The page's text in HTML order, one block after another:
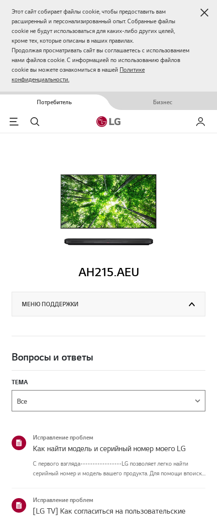
Этот сайт собирает файлы cookie, чтобы предоставить вам
расширенный и персонализированный опыт. Собранные файлы
cookie не будут использоваться для каких-либо других целей,
кроме тех, которые описаны в наших правилах.
Продолжая просматривать сайт вы соглашаетесь с использованием
нами файлов cookie. С информацией по использованию файлов
cookie вы можете ознакомиться в нашей Политике
конфиденциальности.
Потребитель Бизнес
Menu
Поиск Мой LG
AH215.AEU
МЕНЮ ПОДДЕРЖКИ
Вопросы и ответы
ТЕМА
Исправление проблем
Как найти модель и серийный номер моего LG
С первого взгляда-----------------LG позволяет легко найти
серийный номер и модель вашего продукта. Для помощи впоиске
руководство создано...
Исправление проблем
[LG TV] Как согласиться на пользовательские